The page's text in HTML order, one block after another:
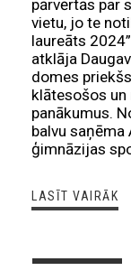
pārvērtās par
vietu, jo te
laureāts
atklāja
domes
klātesošos
panākumus.
balvu saņēma
ģimnāzijas
LASĪT VAIRĀK